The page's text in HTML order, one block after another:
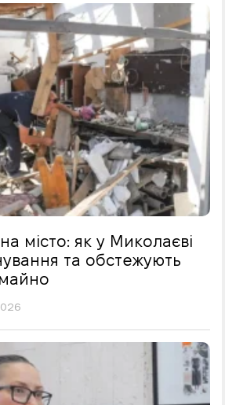
місто: як у Миколаєві
та обстежують